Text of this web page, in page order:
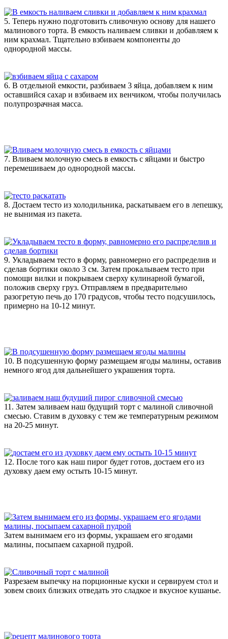
5. Теперь нужно подготовить сливочную основу для нашего
малинового торта. В емкость наливаем сливки и добавляем к
ним крахмал. Тщательно взбиваем компоненты до
однородной массы.
6. В отдельной емкости, разбиваем 3 яйца, добавляем к ним
оставшийся сахар и взбиваем их венчиком, чтобы получилась
полупрозрачная масса.
7. Вливаем молочную смесь в емкость с яйцами и быстро
перемешиваем до однородной массы.
8. Достаем тесто из холодильника, раскатываем его в лепешку,
не вынимая из пакета.
9. Укладываем тесто в форму, равномерно его распределив и
сделав бортики около 3 см. Затем прокалываем тесто при
помощи вилки и покрываем сверху кулинарной бумагой,
положив сверху груз. Отправляем в предварительно
разогретую печь до 170 градусов, чтобы тесто подсушилось,
примерно на 10-12 минут.
10. В подсушенную форму размещаем ягоды малины, оставив
немного ягод для дальнейшего украшения торта.
11. Затем заливаем наш будущий торт с малиной сливочной
смесью. Ставим в духовку с тем же температурным режимом
на 20-25 минут.
12. После того как наш пирог будет готов, достаем его из
духовку даем ему остыть 10-15 минут.
Затем вынимаем его из формы, украшаем его ягодами
малины, посыпаем сахарной пудрой.
Разрезаем выпечку на порционные куски и сервируем стол и
зовем своих близких отведать это сладкое и вкусное кушанье.